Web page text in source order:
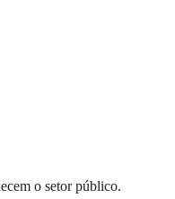
o setor público.